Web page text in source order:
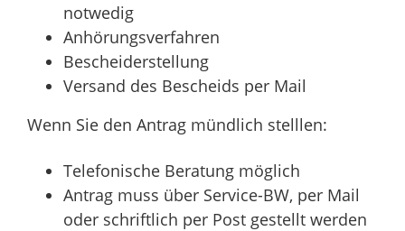
notwedig
Anhörungsverfahren
Bescheiderstellung
Versand des Bescheids per Mail
Wenn Sie den Antrag mündlich stelllen:
Telefonische Beratung möglich
Antrag muss über Service-BW, per Mail
oder schriftlich per Post gestellt werden